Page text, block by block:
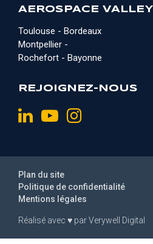
AEROSPACE VALLEY
Toulouse - Bordeaux
Montpellier -
Rochefort - Bayonne
REJOIGNEZ-NOUS
Réalisé avec ♥ parVerywell Digital
Mentions légales
Politique de confidentialité
Plan du site